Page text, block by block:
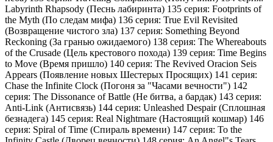
Labyrinth Rhapsody (Песнь лабиринта) 135 серия: Footprints of
the Myth (По следам мифа) 136 серия: True Evil Revisited
(Возвращение чистого зла) 137 серия: Something Beyond
Reckoning (За гранью ожидаемого) 138 серия: The Whereabouts
of the Crusade (Цель крестового похода) 139 серия: Time Begins
to Move (Время пришло) 140 серия: The Revived Oracion Seis
Appears (Появление новых Шестерых Просящих) 141 серия:
Chase the Infinite Clock (Погоня за "Часами вечности") 142
серия: The Dissonance of Battle (Не битва, а бардак) 143 серия:
Anti-Link (Антисвязь) 144 серия: Unleashed Despair (Сплошная
безнадега) 145 серия: Real Nightmare (Настоящий кошмар) 146
серия: Spiral of Time (Спираль времени) 147 серия: To the